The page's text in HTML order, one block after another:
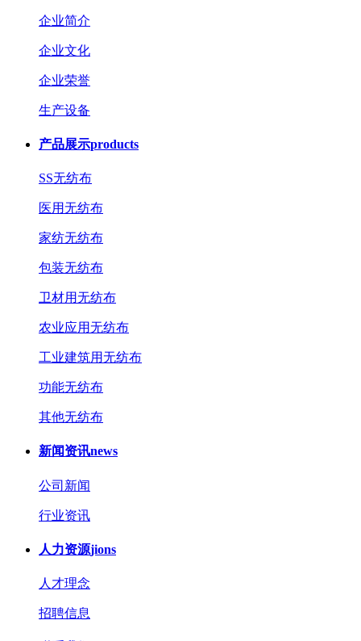
企业简介
企业文化
企业荣誉
生产设备
产品展示products
SS无纺布
医用无纺布
家纺无纺布
包装无纺布
卫材用无纺布
农业应用无纺布
工业建筑用无纺布
功能无纺布
其他无纺布
新闻资讯news
公司新闻
行业资讯
人力资源jions
人才理念
招聘信息